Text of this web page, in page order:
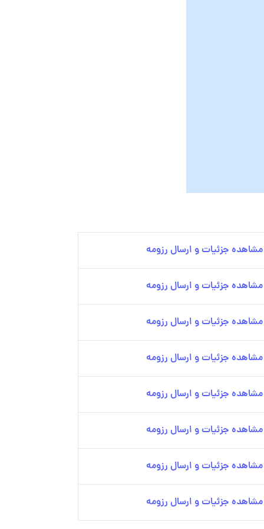
مشاهده جزئیات و ارسال رزومه
مشاهده جزئیات و ارسال رزومه
مشاهده جزئیات و ارسال رزومه
مشاهده جزئیات و ارسال رزومه
مشاهده جزئیات و ارسال رزومه
مشاهده جزئیات و ارسال رزومه
مشاهده جزئیات و ارسال رزومه
مشاهده جزئیات و ارسال رزومه